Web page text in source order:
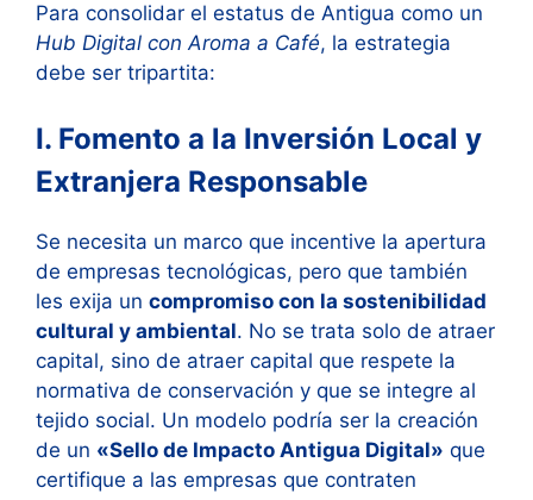
Para consolidar el estatus de Antigua como un
Hub Digital con Aroma a Café, la estrategia
debe ser tripartita:
I. Fomento a la Inversión Local y
Extranjera Responsable
Se necesita un marco que incentive la apertura
de empresas tecnológicas, pero que también
les exija un compromiso con la sostenibilidad
cultural y ambiental. No se trata solo de atraer
capital, sino de atraer capital que respete la
normativa de conservación y que se integre al
tejido social. Un modelo podría ser la creación
de un «Sello de Impacto Antigua Digital» que
certifique a las empresas que contraten